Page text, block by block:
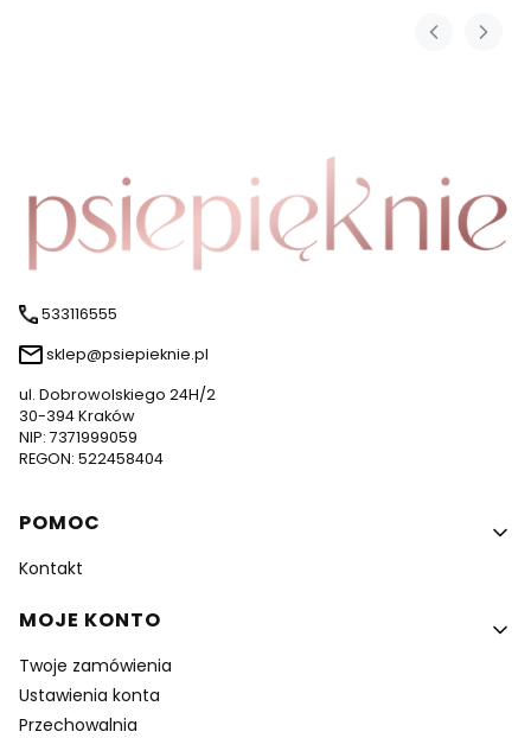
533116555
sklep@psiepieknie.pl
ul. Dobrowolskiego 24H/2
30-394 Kraków
NIP: 7371999059
REGON: 522458404
Linki w stopce
POMOC
Kontakt
MOJE KONTO
Twoje zamówienia
Ustawienia konta
Przechowalnia